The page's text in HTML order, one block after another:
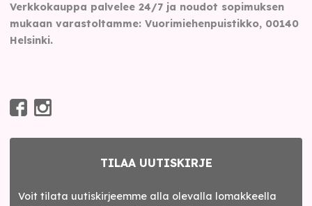
Verkkokauppa palvelee 24/7 ja noudot sopimuksen
mukaan varastoltamme: Vuorimiehenpuistikko, 00140
Helsinki.
TILAA UUTISKIRJE
Voit tilata uutiskirjeemme alla olevalla lomakkeella